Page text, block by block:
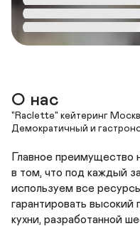
О нас
"Raclette" кейтеринг
Демократичный и
Главное преимущество
в том, что под каждый
используем все
гарантировать высокий
кухни, разработанной